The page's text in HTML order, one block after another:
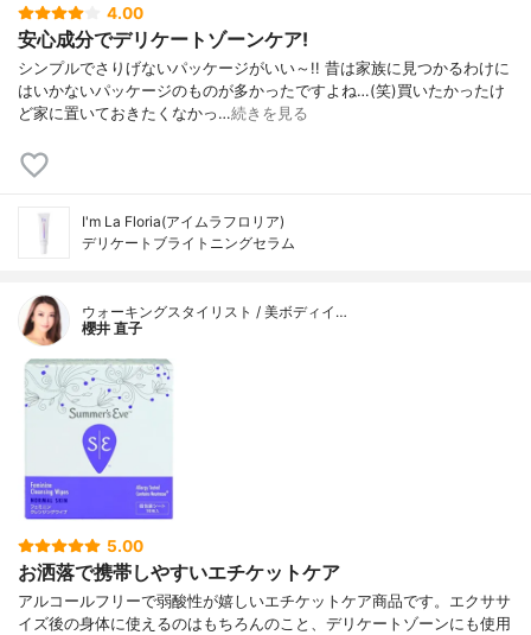
4.00
安心成分でデリケートゾーンケア!
シンプルでさりげないパッケージがいい～!! 昔は家族に見つかるわけに
はいかないパッケージのものが多かったですよね…(笑)買いたかったけ
ど家に置いておきたくなかっ…続きを見る
I'm La Floria(アイムラフロリア)
デリケートブライトニングセラム
ウォーキングスタイリスト / 美ボディイ…
櫻井 直子
5.00
お洒落で携帯しやすいエチケットケア
アルコールフリーで弱酸性が嬉しいエチケットケア商品です。エクササ
イズ後の身体に使えるのはもちろんのこと、デリケートゾーンにも使用